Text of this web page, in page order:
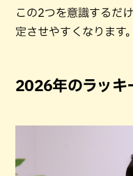
この2つを意識するだ
定させやすくなります。
2026年のラッキ